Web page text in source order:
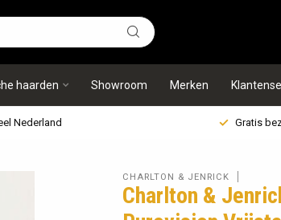
haarden Showroom Merken
Nederland Gratis
CHARLTON & JENRICK
Charlton &